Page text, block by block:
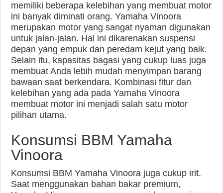
memiliki beberapa kelebihan yang membuat motor
ini banyak diminati orang. Yamaha Vinoora
merupakan motor yang sangat nyaman digunakan
untuk jalan-jalan. Hal ini dikarenakan suspensi
depan yang empuk dan peredam kejut yang baik.
Selain itu, kapasitas bagasi yang cukup luas juga
membuat Anda lebih mudah menyimpan barang
bawaan saat berkendara. Kombinasi fitur dan
kelebihan yang ada pada Yamaha Vinoora
membuat motor ini menjadi salah satu motor
pilihan utama.
Konsumsi BBM Yamaha
Vinoora
Konsumsi BBM Yamaha Vinoora juga cukup irit.
Saat menggunakan bahan bakar premium,